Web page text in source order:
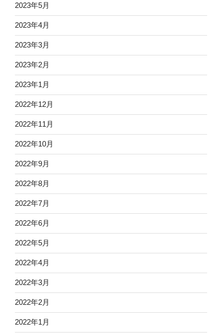
2023年5月
2023年4月
2023年3月
2023年2月
2023年1月
2022年12月
2022年11月
2022年10月
2022年9月
2022年8月
2022年7月
2022年6月
2022年5月
2022年4月
2022年3月
2022年2月
2022年1月